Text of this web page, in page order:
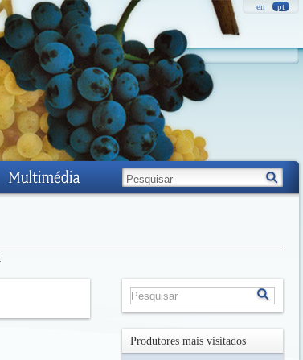
en pt
Produtores mais visitados